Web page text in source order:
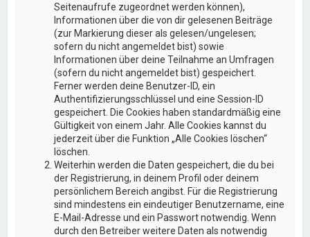
Seitenaufrufe zugeordnet werden können),
Informationen über die von dir gelesenen Beiträge
(zur Markierung dieser als gelesen/ungelesen;
sofern du nicht angemeldet bist) sowie
Informationen über deine Teilnahme an Umfragen
(sofern du nicht angemeldet bist) gespeichert.
Ferner werden deine Benutzer-ID, ein
Authentifizierungsschlüssel und eine Session-ID
gespeichert. Die Cookies haben standardmäßig eine
Gültigkeit von einem Jahr. Alle Cookies kannst du
jederzeit über die Funktion „Alle Cookies löschen“
löschen.
Weiterhin werden die Daten gespeichert, die du bei
der Registrierung, in deinem Profil oder deinem
persönlichem Bereich angibst. Für die Registrierung
sind mindestens ein eindeutiger Benutzername, eine
E-Mail-Adresse und ein Passwort notwendig. Wenn
durch den Betreiber weitere Daten als notwendig